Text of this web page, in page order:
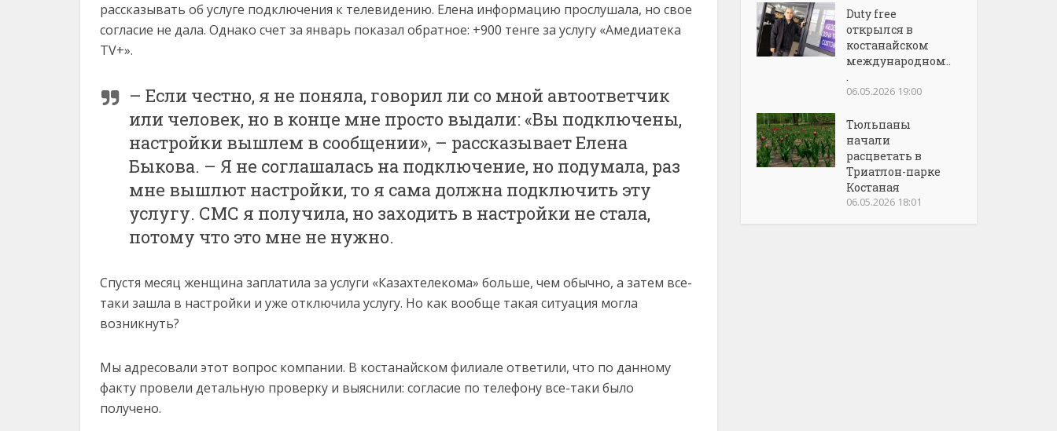
рассказывать об услуге подключения к телевидению. Елена информацию прослушала, но свое
согласие не дала. Однако счет за январь показал обратное: +900 тенге за услугу «Амедиатека
TV+».
– Если честно, я не поняла, говорил ли со мной автоответчик
или человек, но в конце мне просто выдали: «Вы подключены,
настройки вышлем в сообщении», – рассказывает Елена
Быкова. – Я не соглашалась на подключение, но подумала, раз
мне вышлют настройки, то я сама должна подключить эту
услугу. СМС я получила, но заходить в настройки не стала,
потому что это мне не нужно.
Спустя месяц женщина заплатила за услуги «Казахтелекома» больше, чем обычно, а затем все-
таки зашла в настройки и уже отключила услугу. Но как вообще такая ситуация могла
возникнуть?
Мы адресовали этот вопрос компании. В костанайском филиале ответили, что по данному
факту провели детальную проверку и выяснили: согласие по телефону все-таки было
получено.
Duty free
открылся в
костанайском
международном..
.
06.05.2026 19:00
Тюльпаны
начали
расцветать в
Триатлон-парке
Костаная
06.05.2026 18:01